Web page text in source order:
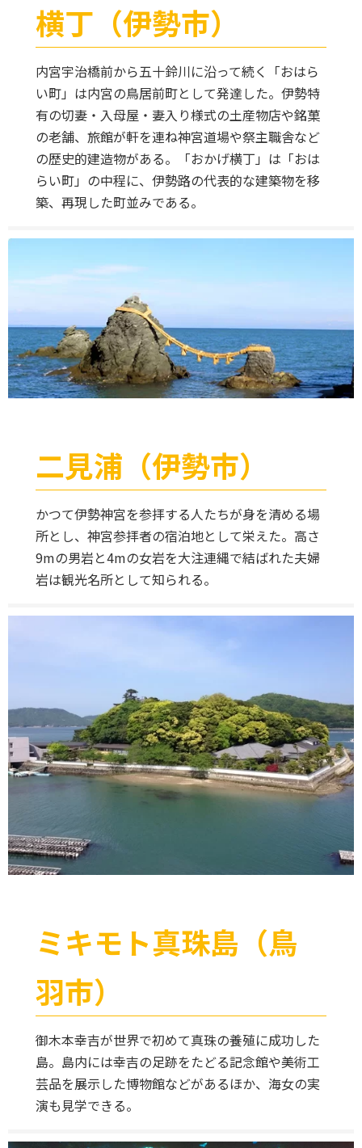
横丁（伊勢市）
内宮宇治橋前から五十鈴川に沿って続く「おはら
い町」は内宮の鳥居前町として発達した。伊勢特
有の切妻・入母屋・妻入り様式の土産物店や銘菓
の老舗、旅館が軒を連ね神宮道場や祭主職舎など
の歴史的建造物がある。「おかげ横丁」は「おは
らい町」の中程に、伊勢路の代表的な建築物を移
築、再現した町並みである。
二見浦（伊勢市）
かつて伊勢神宮を参拝する人たちが身を清める場
所とし、神宮参拝者の宿泊地として栄えた。高さ
9mの男岩と4mの女岩を大注連縄で結ばれた夫婦
岩は観光名所として知られる。
ミキモト真珠島（鳥
羽市）
御木本幸吉が世界で初めて真珠の養殖に成功した
島。島内には幸吉の足跡をたどる記念館や美術工
芸品を展示した博物館などがあるほか、海女の実
演も見学できる。